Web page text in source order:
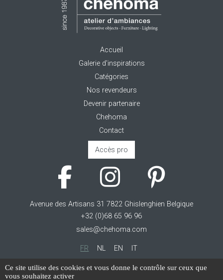
Accueil
Galerie d'inspirations
Catégories
Nos revendeurs
Devenir partenaire
Chehoma
Contact
Accès pro
Avenue des Artisans 31 7822 Ghislenghien Belgique
+32 (0)68 65 96 96
sales@chehoma.com
FR NL EN IT
Cookie management
Ce site utilise des cookies et vous donne le contrôle sur ceux que
vous souhaitez activer